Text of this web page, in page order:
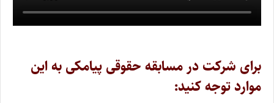
برای شرکت در مسابقه حقوقی پیامکی به این
موارد توجه کنید: